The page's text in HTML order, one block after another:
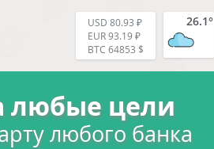
USD 80.93 ₽
EUR 93.19 ₽
BTC 64853 $
26.1°
любые цели
любого банка